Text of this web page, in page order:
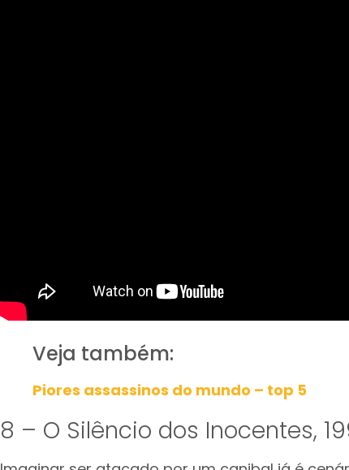
Veja também:
Piores assassinos do mundo – top 5
8 – O Silêncio dos Inocentes,